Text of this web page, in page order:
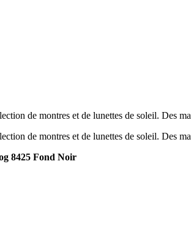
de montres et de lunettes de soleil. Des
de montres et de lunettes de soleil. Des
8425 Fond Noir